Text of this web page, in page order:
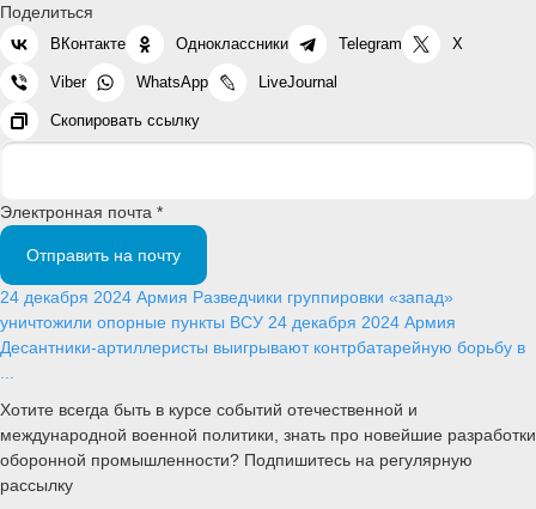
Поделиться
ВКонтакте Одноклассники Telegram X
Viber WhatsApp LiveJournal
Скопировать ссылку
Электронная почта *
Отправить на почту
24 декабря 2024 Армия Разведчики группировки «запад»
уничтожили опорные пункты ВСУ 24 декабря 2024 Армия
Десантники-артиллеристы выигрывают контрбатарейную борьбу в
Хотите всегда быть в курсе событий отечественной и
международной военной политики, знать про новейшие разработки
оборонной промышленности? Подпишитесь на регулярную
рассылку